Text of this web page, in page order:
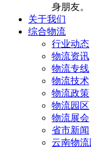
身朋友。
关于我们
综合物流
行业动态
物流资讯
物流专线
物流技术
物流政策
物流园区
物流展会
省市新闻
云南物流